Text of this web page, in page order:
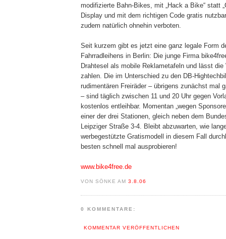
modifizierte Bahn-Bikes, mit „Hack a Bike“ statt
Display und mit dem richtigen Code gratis
zudem natürlich ohnehin verboten.
Seit kurzem gibt es jetzt eine ganz legale Form
Fahrradleihens in Berlin: Die junge Firma
Drahtesel als mobile Reklametafeln und lässt die
zahlen. Die im Unterschied zu den DB-
rudimentären Freiräder – übrigens zunächst mal
– sind täglich zwischen 11 und 20 Uhr gegen
kostenlos entleihbar. Momentan „wegen
einer der drei Stationen, gleich neben dem
Leipziger Straße 3-4. Bleibt abzuwarten, wie
werbegestützte Gratismodell in diesem Fall
besten schnell mal ausprobieren!
www.bike4free.de
VON SÖNKE AM3.8.06
0 KOMMENTARE:
KOMMENTAR VERÖFFENTLICHEN